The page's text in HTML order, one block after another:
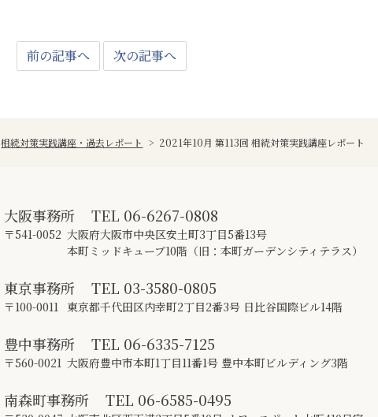
前の記事へ 次の記事へ
相続対策実践講座・過去レポート > 2021年10月 第113回 相続対策実践講座レポート
大阪事務所 TEL 06-6267-0808
〒541-0052 大阪府大阪市中央区安土町3丁目5番13号
本町ミッドキューブ10階（旧：本町ガーデンシティテラス）
東京事務所 TEL 03-3580-0805
〒100-0011 東京都千代田区内幸町2丁目2番3号 日比谷国際ビル14階
豊中事務所 TEL 06-6335-7125
〒560-0021 大阪府豊中市本町1丁目11番1号 豊中本町ビルディング3階
南森町事務所 TEL 06-6585-0495